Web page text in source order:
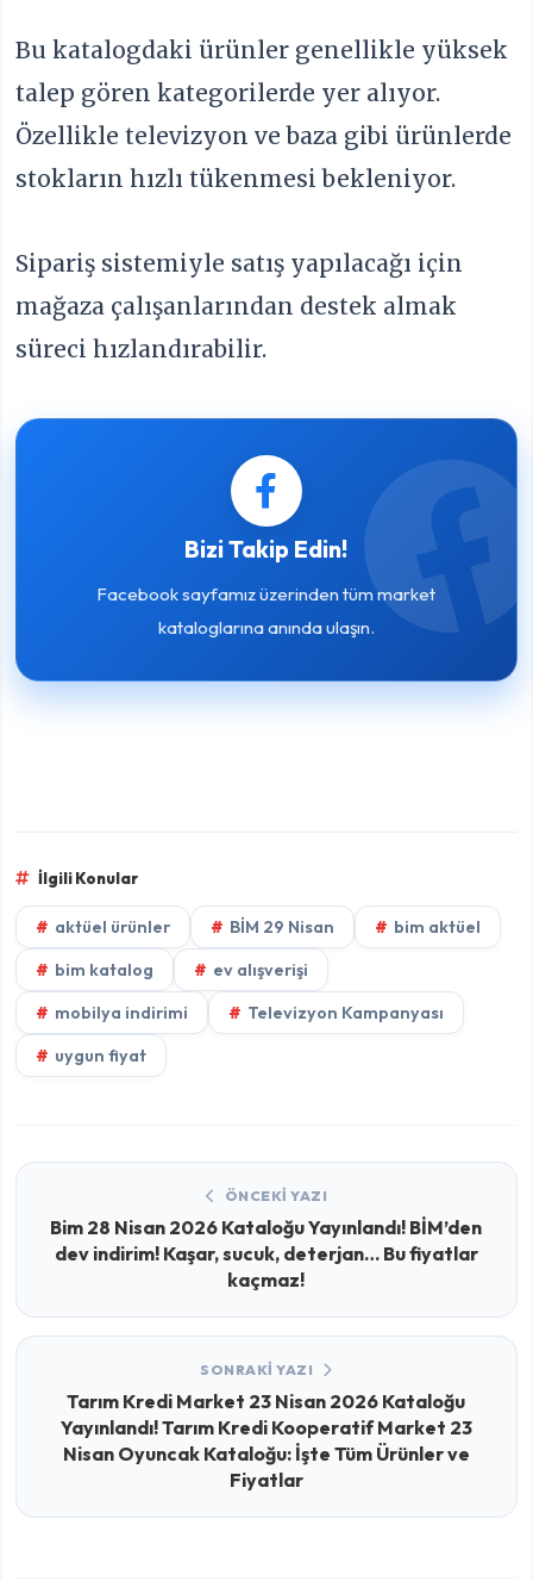
Bu katalogdaki ürünler genellikle yüksek
talep gören kategorilerde yer alıyor.
Özellikle televizyon ve baza gibi ürünlerde
stokların hızlı tükenmesi bekleniyor.
Sipariş sistemiyle satış yapılacağı için
mağaza çalışanlarından destek almak
süreci hızlandırabilir.
Bizi Takip Edin!
Facebook sayfamız üzerinden tüm market
kataloglarına anında ulaşın.
İlgili Konular
aktüel ürünler BİM 29 Nisan
bim aktüel
bim katalog
ev alışverişi
mobilya indirimi
Televizyon Kampanyası
uygun fiyat
ÖNCEKI YAZI
Bim 28 Nisan 2026 Kataloğu Yayınlandı! BİM’den
dev indirim! Kaşar, sucuk, deterjan… Bu fiyatlar
kaçmaz!
SONRAKI YAZI
Tarım Kredi Market 23 Nisan 2026 Kataloğu
Yayınlandı! Tarım Kredi Kooperatif Market 23
Nisan Oyuncak Kataloğu: İşte Tüm Ürünler ve
Fiyatlar